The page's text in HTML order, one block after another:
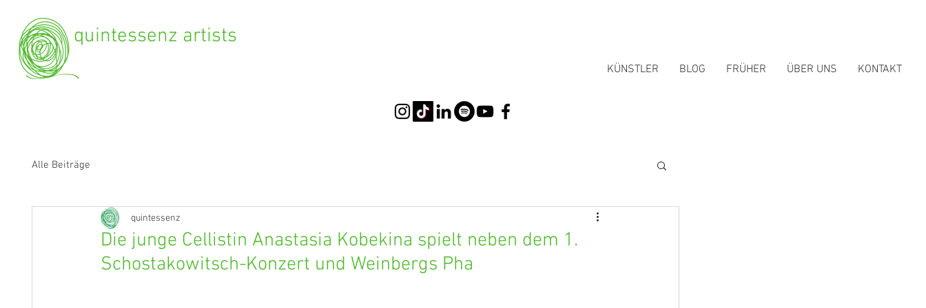
quintessenz artists
KÜNSTLER BLOG FRÜHER ÜBER UNS KONTAKT
Alle Beiträge
Die junge Cellistin Anastasia Kobekina spielt neben dem 1.
Schostakowitsch-Konzert und Weinbergs Pha
quintessenz